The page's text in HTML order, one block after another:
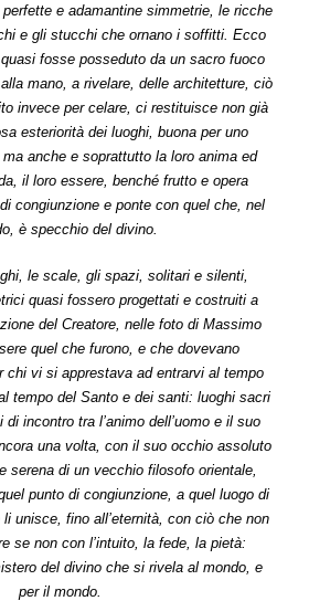
e adamantine simmetrie, le ricche
e gli stucchi che ornano i soffitti. Ecco
fosse posseduto da un sacro fuoco
mano, a rivelare, delle architetture, ciò
invece per celare, ci restituisce non già
esteriorità dei luoghi, buona per uno
anche e soprattutto la loro anima ed
il loro essere, benché frutto e opera
congiunzione e ponte con quel che, nel
è specchio del divino.
le scale, gli spazi, solitari e silenti,
quasi fossero progettati e costruiti a
del Creatore, nelle foto di Massimo
quel che furono, e che dovevano
chi vi si apprestava ad entrarvi al tempo
tempo del Santo e dei santi: luoghi sacri
incontro tra l’animo dell’uomo e il suo
una volta, con il suo occhio assoluto
serena di un vecchio filosofo orientale,
punto di congiunzione, a quel luogo di
unisce, fino all’eternità, con ciò che non
se non con l’intuito, la fede, la pietà:
del divino che si rivela al mondo, e
per il mondo.